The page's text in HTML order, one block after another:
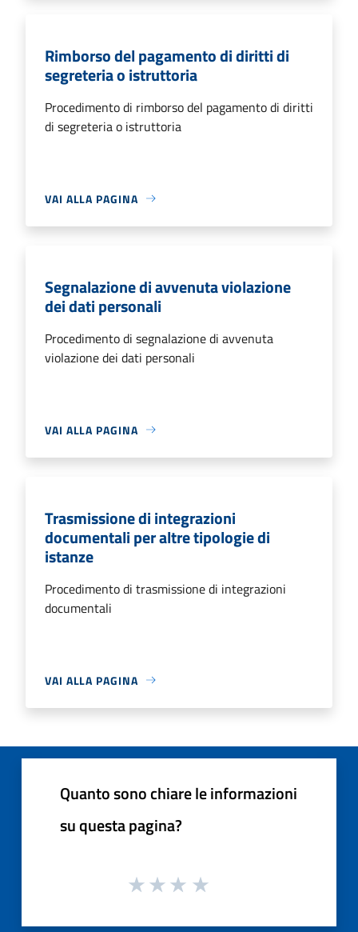
Rimborso del pagamento di diritti di
segreteria o istruttoria
Procedimento di rimborso del pagamento di diritti
di segreteria o istruttoria
VAI ALLA PAGINA
Segnalazione di avvenuta violazione
dei dati personali
Procedimento di segnalazione di avvenuta
violazione dei dati personali
VAI ALLA PAGINA
Trasmissione di integrazioni
documentali per altre tipologie di
istanze
Procedimento di trasmissione di integrazioni
documentali
VAI ALLA PAGINA
Quanto sono chiare le informazioni
su questa pagina?